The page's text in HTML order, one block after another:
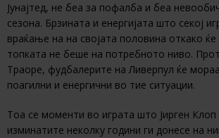
Јунајтед, не беа за пофалба и беа
сезона. Брзината и енергијата што секој
враќање на на својата половина откако ќе
топката не беше на потребното ниво.
Траоре, фудбалерите на Ливерпул ќе
поагилни и енергични во тие ситуации.
Тоа се моменти во играта што Јирген
изминатите неколку години ги донесе на